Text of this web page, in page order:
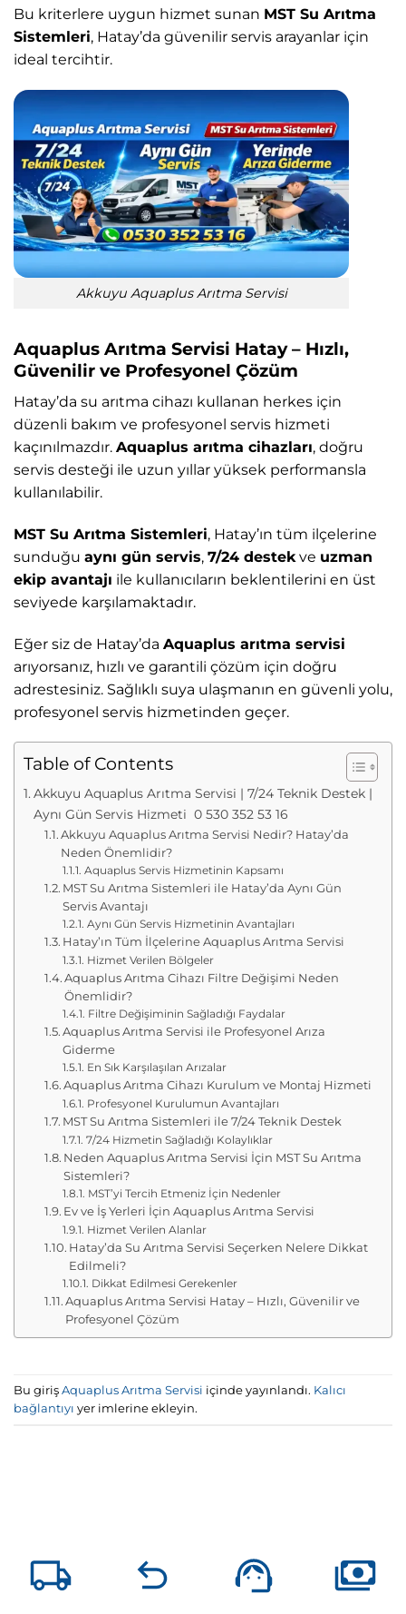
Bu kriterlere uygun hizmet sunan MST Su Arıtma
Sistemleri, Hatay’da güvenilir servis arayanlar için
ideal tercihtir.
Akkuyu Aquaplus Arıtma Servisi
Aquaplus Arıtma Servisi Hatay – Hızlı,
Güvenilir ve Profesyonel Çözüm
Hatay’da su arıtma cihazı kullanan herkes için
düzenli bakım ve profesyonel servis hizmeti
kaçınılmazdır. Aquaplus arıtma cihazları, doğru
servis desteği ile uzun yıllar yüksek performansla
kullanılabilir.
MST Su Arıtma Sistemleri, Hatay’ın tüm ilçelerine
sunduğu aynı gün servis, 7/24 destek ve uzman
ekip avantajı ile kullanıcıların beklentilerini en üst
seviyede karşılamaktadır.
Eğer siz de Hatay’da Aquaplus arıtma servisi
arıyorsanız, hızlı ve garantili çözüm için doğru
adrestesiniz. Sağlıklı suya ulaşmanın en güvenli yolu,
profesyonel servis hizmetinden geçer.
Table of Contents
Akkuyu Aquaplus Arıtma Servisi | 7/24 Teknik Destek |
Aynı Gün Servis Hizmeti 0 530 352 53 16
Akkuyu Aquaplus Arıtma Servisi Nedir? Hatay’da
Neden Önemlidir?
Aquaplus Servis Hizmetinin Kapsamı
MST Su Arıtma Sistemleri ile Hatay’da Aynı Gün
Servis Avantajı
Aynı Gün Servis Hizmetinin Avantajları
Hatay’ın Tüm İlçelerine Aquaplus Arıtma Servisi
Hizmet Verilen Bölgeler
Aquaplus Arıtma Cihazı Filtre Değişimi Neden
Önemlidir?
Filtre Değişiminin Sağladığı Faydalar
Aquaplus Arıtma Servisi ile Profesyonel Arıza
Giderme
En Sık Karşılaşılan Arızalar
Aquaplus Arıtma Cihazı Kurulum ve Montaj Hizmeti
Profesyonel Kurulumun Avantajları
MST Su Arıtma Sistemleri ile 7/24 Teknik Destek
7/24 Hizmetin Sağladığı Kolaylıklar
Neden Aquaplus Arıtma Servisi İçin MST Su Arıtma
Sistemleri?
MST’yi Tercih Etmeniz İçin Nedenler
Ev ve İş Yerleri İçin Aquaplus Arıtma Servisi
Hizmet Verilen Alanlar
Hatay’da Su Arıtma Servisi Seçerken Nelere Dikkat
Edilmeli?
Dikkat Edilmesi Gerekenler
Aquaplus Arıtma Servisi Hatay – Hızlı, Güvenilir ve
Profesyonel Çözüm
Bu giriş Aquaplus Arıtma Servisi içinde yayınlandı. Kalıcı
bağlantıyı yer imlerine ekleyin.